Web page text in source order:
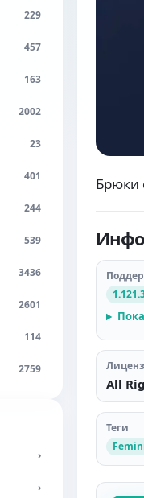
229
457
163
2002
23
401
244
539
3436
2601
114
2759
›
›
Брюки
All
Теги